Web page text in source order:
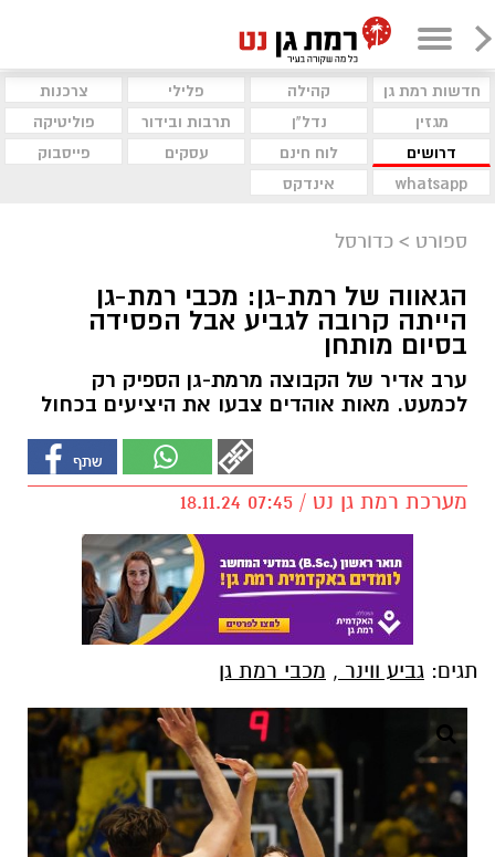
חדשות רמת גן קהילה פלילי
צרכנות
מגזין
נדל"ן תרבות ובידור
פוליטיקה
דרושים
לוח חינם עסקים
פייסבוק
whatsapp
אינדקס
ספורט > כדורסל
הגאווה של רמת-גן: מכבי רמת-גן
הייתה קרובה לגביע אבל הפסידה
בסיום מותחן
ערב אדיר של הקבוצה מרמת-גן הספיק רק
לכמעט. מאות אוהדים צבעו את היציעים בכחול
מערכת רמת גן נט / 07:45 18.11.24
תגים: גביע ווינר , מכבי רמת גן